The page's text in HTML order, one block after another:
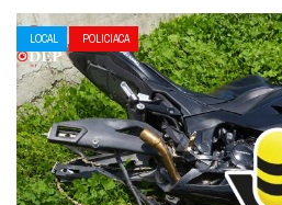
LOCAL POLICIACA